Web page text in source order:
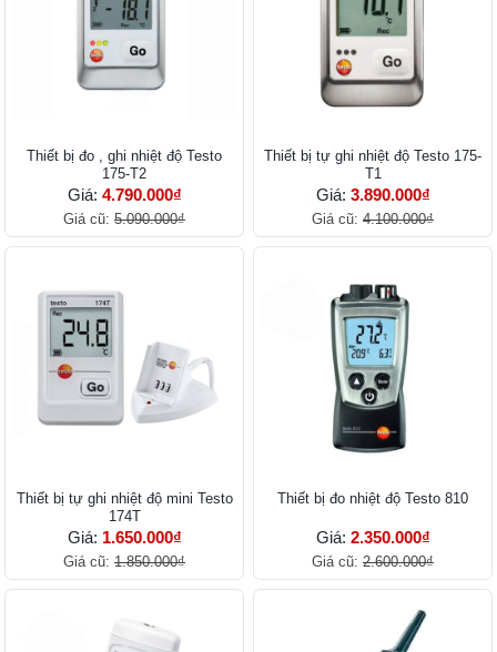
Thiết bị đo , ghi nhiệt độ Testo
175-T2
Giá: 4.790.000₫
Giá cũ: 5.090.000₫
Thiết bị tự ghi nhiệt độ Testo 175-
T1
Giá: 3.890.000₫
Giá cũ: 4.100.000₫
Thiết bị tự ghi nhiệt độ mini Testo
174T
Giá: 1.650.000₫
Giá cũ: 1.850.000₫
Thiết bị đo nhiệt độ Testo 810
Giá: 2.350.000₫
Giá cũ: 2.600.000₫